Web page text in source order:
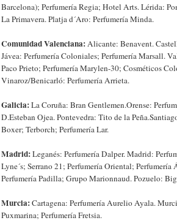
Barcelona); Perfumería Regia; Hotel Arts. Lérida:
La Primavera. Platja d´Aro: Perfumería Minda.
Comunidad Valenciana:Alicante: Benavent.
Jávea: Perfumería Coloniales; Perfumería Marsall.
Paco Prieto; Perfumería Marylen-30; Cosméticos
Vinaroz/Benicarló: Perfumería Arrieta.
Galicia:La Coruña: Bran Gentlemen.Orense:
D.Esteban Ojea. Pontevedra: Tito de la
Boxer; Terborch; Perfumería Lar.
Madrid:Leganés: Perfumería Dalper. Madrid:
Lyne´s; Serrano 21; Perfumería Oriental; Perfumería
Perfumería Padilla; Grupo Marionnaud. Pozuelo:
Murcia:Cartagena: Perfumería Aurelio Ayala.
Puxmarina; Perfumería Fretsia.